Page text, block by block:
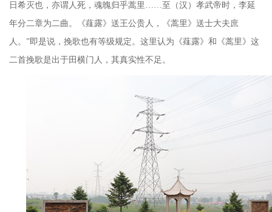
日希灭也，亦谓人死，魂魄归乎蒿里 ……至（汉）孝武帝时，李延
年分二章为二曲。《薤露》送王公贵人，《蒿里》送士大夫庶
人。”即是说，挽歌也有等级规定。这里认为《薤露》和《蒿里》这
二首挽歌是出于田横门人，其真实性不足。